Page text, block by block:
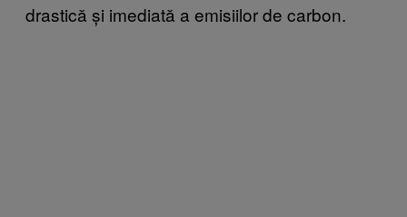
drastică și imediată a emisiilor de carbon.